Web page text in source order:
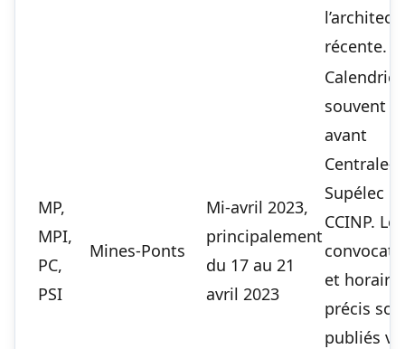
récente.
MP,
MPI,
PC,
PSI
Mines-Ponts
Mi-avril 2023,
principalement
du 17 au 21
avril 2023
Calendrier
souvent
avant
Centrale-
Supélec et
CCINP. Les
et
précis
publiés